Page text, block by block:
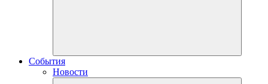
События
Новости